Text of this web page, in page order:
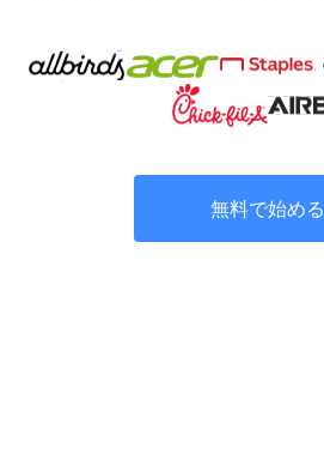
無料で始める